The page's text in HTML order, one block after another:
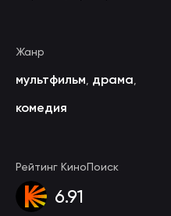
Жанр
мультфильм драма
комедия
Рейтинг КиноПоиск
6.91